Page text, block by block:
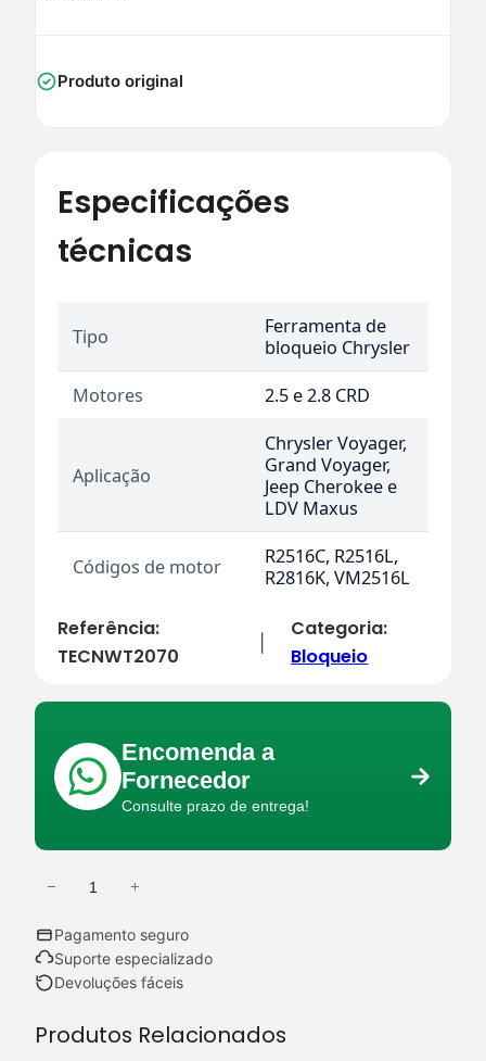
Produto original
Especificações
técnicas
Tipo
Ferramenta de
bloqueio Chrysler
Motores
2.5 e 2.8 CRD
Aplicação
Chrysler Voyager,
Grand Voyager,
Jeep Cherokee e
LDV Maxus
Códigos de motor
R2516C, R2516L,
R2816K, VM2516L
Referência:
TECNWT2070
Categoria:
Bloqueio
Encomenda a
Fornecedor
Consulte prazo de entrega!
a
n
i
− +
Pagamento seguro
Suporte especializado
Devoluções fáceis
Produtos Relacionados